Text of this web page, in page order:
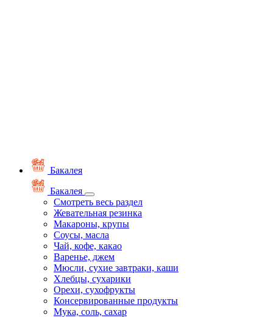
Бакалея
Бакалея
Смотреть весь раздел
Жевательная резинка
Макароны, крупы
Соусы, масла
Чай, кофе, какао
Варенье, джем
Мюсли, сухие завтраки, каши
Хлебцы, сухарики
Орехи, сухофрукты
Консервированные продукты
Мука, соль, сахар